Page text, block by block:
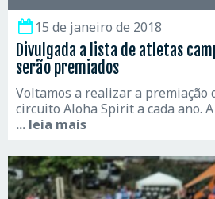
15 de janeiro de 2018
Divulgada a lista de atletas
serão premiados
Voltamos a realizar a premiação
circuito Aloha Spirit a cada ano.
... leia mais